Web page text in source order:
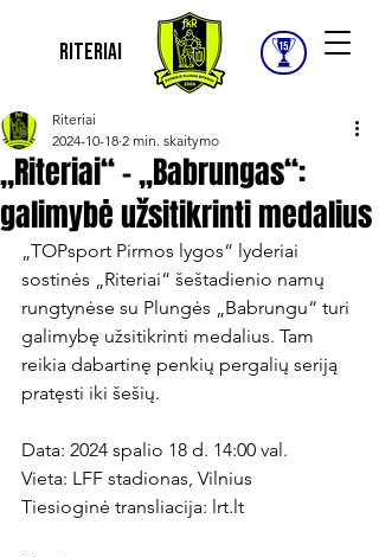
Riteriai
„Riteriai“ – „Babrungas“:
galimybė užsitikrinti medalius
Riteriai
2024-10-18 2 min. skaitymo
„TOPsport Pirmos lygos“ lyderiai
sostinės „Riteriai“ šeštadienio namų
rungtynėse su Plungės „Babrungu“ turi
galimybę užsitikrinti medalius. Tam
reikia dabartinę penkių pergalių seriją
pratęsti iki šešių.
Data: 2024 spalio 18 d. 14:00 val.
Vieta: LFF stadionas, Vilnius
Tiesioginė transliacija: lrt.lt